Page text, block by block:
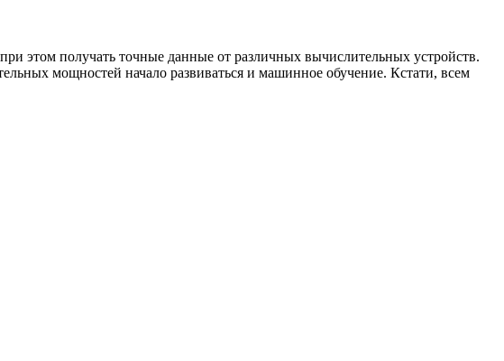
этом получать точные данные от различных вычислительных устройств.
мощностей начало развиваться и машинное обучение. Кстати, всем